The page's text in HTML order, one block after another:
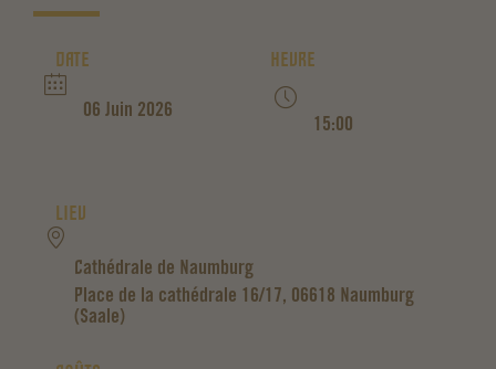
DATE
06 Juin 2026
HEURE
15:00
LIEU
Cathédrale de Naumburg
Place de la cathédrale 16/17, 06618 Naumburg
(Saale)